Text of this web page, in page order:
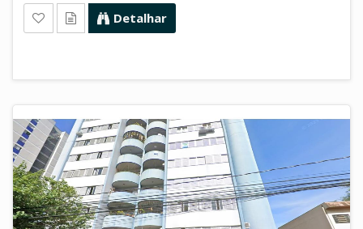
Detalhar